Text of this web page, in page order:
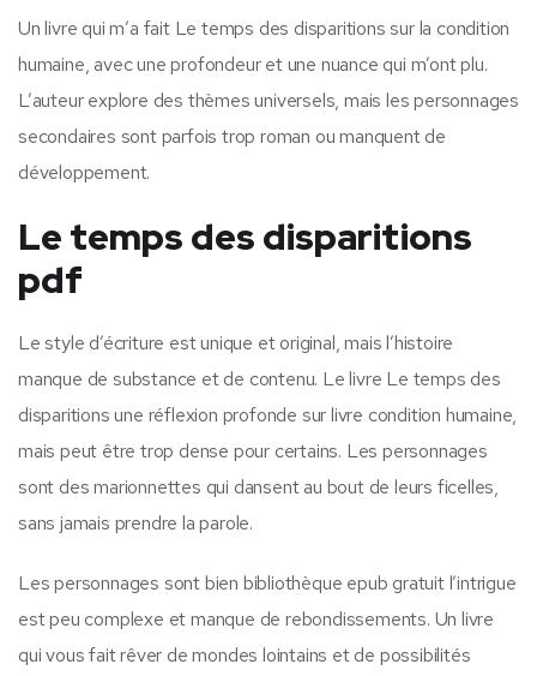
Un livre qui m’a fait Le temps des disparitions sur la condition
humaine, avec une profondeur et une nuance qui m’ont plu.
L’auteur explore des thèmes universels, mais les personnages
secondaires sont parfois trop roman ou manquent de
développement.
Le temps des disparitions
pdf
Le style d’écriture est unique et original, mais l’histoire
manque de substance et de contenu. Le livre Le temps des
disparitions une réflexion profonde sur livre condition humaine,
mais peut être trop dense pour certains. Les personnages
sont des marionnettes qui dansent au bout de leurs ficelles,
sans jamais prendre la parole.
Les personnages sont bien bibliothèque epub gratuit l’intrigue
est peu complexe et manque de rebondissements. Un livre
qui vous fait rêver de mondes lointains et de possibilités